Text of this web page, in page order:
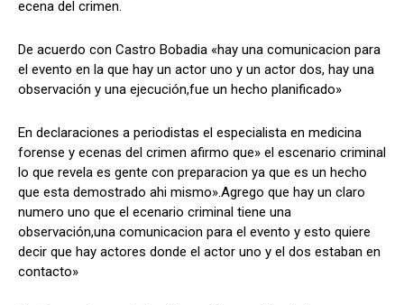
ecena del crimen.
De acuerdo con Castro Bobadia «hay una comunicacion para
el evento en la que hay un actor uno y un actor dos, hay una
observación y una ejecución,fue un hecho planificado»
En declaraciones a periodistas el especialista en medicina
forense y ecenas del crimen afirmo que» el escenario criminal
lo que revela es gente con preparacion ya que es un hecho
que esta demostrado ahi mismo».Agrego que hay un claro
numero uno que el ecenario criminal tiene una
observación,una comunicacion para el evento y esto quiere
decir que hay actores donde el actor uno y el dos estaban en
contacto»